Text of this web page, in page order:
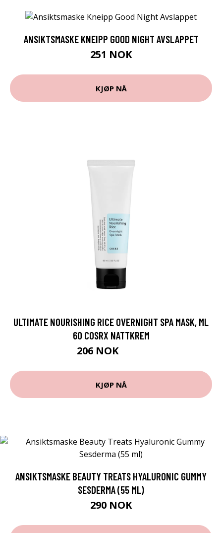
ANSIKTSMASKE KNEIPP GOOD NIGHT AVSLAPPET
251 NOK
KJØP NÅ
ULTIMATE NOURISHING RICE OVERNIGHT SPA MASK, ML
60 COSRX NATTKREM
206 NOK
KJØP NÅ
ANSIKTSMASKE BEAUTY TREATS HYALURONIC GUMMY
SESDERMA (55 ML)
290 NOK